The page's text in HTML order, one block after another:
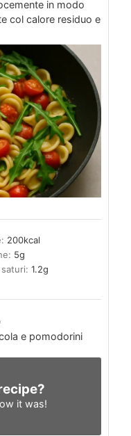
in modo
col calore residuo e
200kcal
5g
1.2g
e pomodorini
it was!